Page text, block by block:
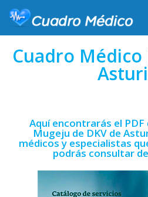
Cuadro Médico
Aquí encontrarás el
Mugeju de DKV de
médicos y especialistas
podrás consultar